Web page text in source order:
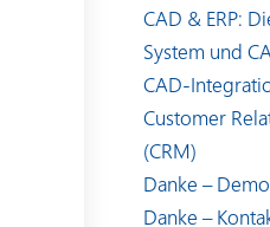
CAD & ERP:
System und
CAD-
Customer
(CRM)
Danke –
Danke –